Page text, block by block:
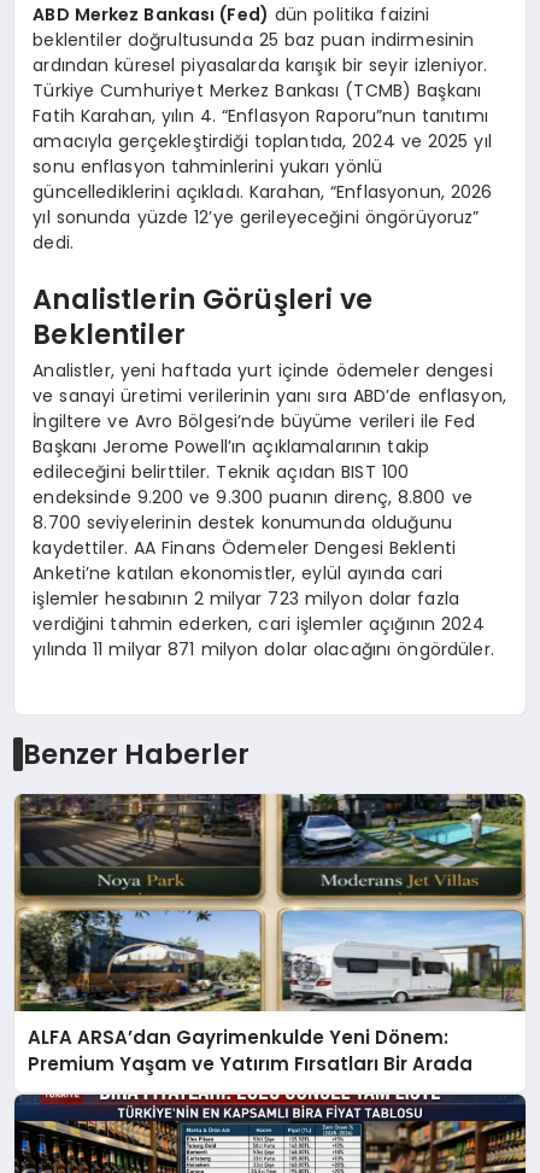
ABD Merkez Bankası (Fed) dün politika faizini
beklentiler doğrultusunda 25 baz puan indirmesinin
ardından küresel piyasalarda karışık bir seyir izleniyor.
Türkiye Cumhuriyet Merkez Bankası (TCMB) Başkanı
Fatih Karahan, yılın 4. “Enflasyon Raporu”nun tanıtımı
amacıyla gerçekleştirdiği toplantıda, 2024 ve 2025 yıl
sonu enflasyon tahminlerini yukarı yönlü
güncellediklerini açıkladı. Karahan, “Enflasyonun, 2026
yıl sonunda yüzde 12’ye gerileyeceğini öngörüyoruz”
dedi.
Analistlerin Görüşleri ve
Beklentiler
Analistler, yeni haftada yurt içinde ödemeler dengesi
ve sanayi üretimi verilerinin yanı sıra ABD’de enflasyon,
İngiltere ve Avro Bölgesi’nde büyüme verileri ile Fed
Başkanı Jerome Powell’ın açıklamalarının takip
edileceğini belirttiler. Teknik açıdan BIST 100
endeksinde 9.200 ve 9.300 puanın direnç, 8.800 ve
8.700 seviyelerinin destek konumunda olduğunu
kaydettiler. AA Finans Ödemeler Dengesi Beklenti
Anketi’ne katılan ekonomistler, eylül ayında cari
işlemler hesabının 2 milyar 723 milyon dolar fazla
verdiğini tahmin ederken, cari işlemler açığının 2024
yılında 11 milyar 871 milyon dolar olacağını öngördüler.
Benzer Haberler
ALFA ARSA’dan Gayrimenkulde Yeni Dönem:
Premium Yaşam ve Yatırım Fırsatları Bir Arada